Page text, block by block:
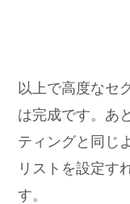
以上で高度なセ
は完成です。あ
ティングと同じ
リストを設定す
す。